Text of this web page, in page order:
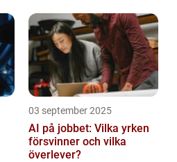
03 september 2025
AI på jobbet: Vilka yrken
försvinner och vilka
överlever?